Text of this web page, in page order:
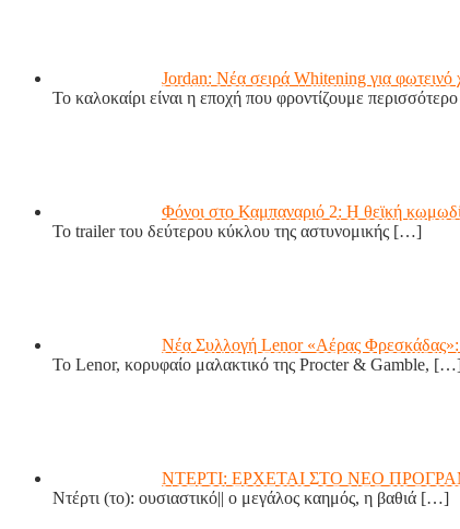
Jordan: Νέα σειρά Whitening για
Το καλοκαίρι είναι η εποχή που φροντίζουμε περισσότερο
Φόνοι στο Καμπαναριό 2: Η θεϊκή
Το trailer του δεύτερου κύκλου της αστυνομικής […]
Νέα Συλλογή Lenor «Αέρας Φρεσκάδας»:
Το Lenor, κορυφαίο μαλακτικό της Procter & Gamble,
ΝΤΕΡΤΙ: ΕΡΧΕΤΑΙ ΣΤΟ ΝΕΟ
Ντέρτι (το): ουσιαστικό|| ο μεγάλος καημός, η βαθιά […]